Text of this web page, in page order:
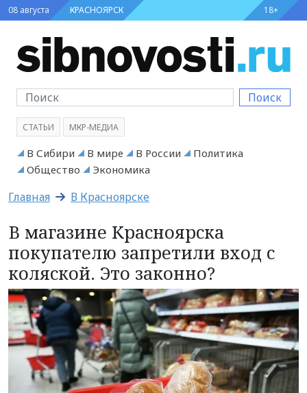
08 августа КРАСНОЯРСК 18+
Поиск
СТАТЬИ МКР-МЕДИА
В Сибири В мире В России
Политика
Общество
Экономика
Главная В Красноярске
В магазине Красноярска
покупателю запретили вход с
коляской. Это законно?